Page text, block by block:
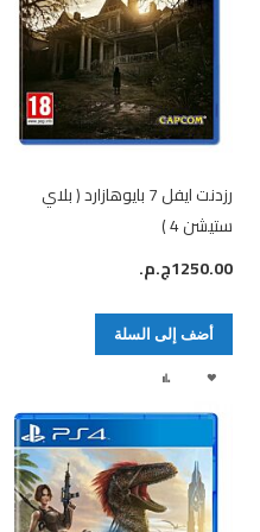
رزدنت ايفل 7 بايوهازارد ( بلاي
ستيشن 4 )
1250.00ج.م.‏
أضف إلى السلة
أضف
لقائمة
الرغبات
إلى
المقارنة